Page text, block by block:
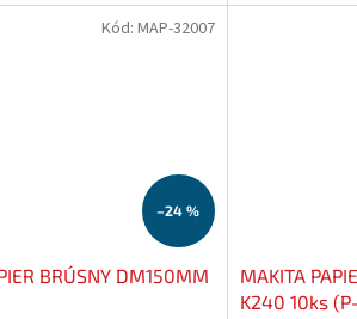
–24 %
BRÚSNY DM150MM
Kód: MAP-32007
MAKITA
K240 10ks